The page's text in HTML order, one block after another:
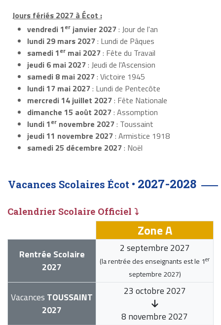
Jours fériés 2027 à Écot :
vendredi 1er janvier 2027: Jour de l'an
lundi 29 mars 2027: Lundi de Pâques
samedi 1er mai 2027: Fête du Travail
jeudi 6 mai 2027: Jeudi de l'Ascension
samedi 8 mai 2027: Victoire 1945
lundi 17 mai 2027: Lundi de Pentecôte
mercredi 14 juillet 2027: Fête Nationale
dimanche 15 août 2027: Assomption
lundi 1er novembre 2027: Toussaint
jeudi 11 novembre 2027: Armistice 1918
samedi 25 décembre 2027: Noël
Vacances Scolaires Écot • 2027-2028
Calendrier Scolaire Officiel ⤵
Zone A
Rentrée Scolaire
2027
2 septembre 2027
(la rentrée des enseignants est le 1er
septembre 2027)
Vacances TOUSSAINT
2027
23 octobre 2027
8 novembre 2027